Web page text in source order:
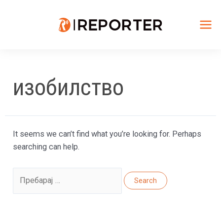
изобилство
It seems we can’t find what you’re looking for. Perhaps
searching can help.